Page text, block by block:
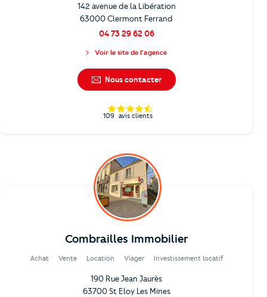
142 avenue de la Libération
63000 Clermont Ferrand
04 73 29 62 06
Voir le site de l'agence
Nous contacter
109 avis clients
Combrailles Immobilier
Achat Vente Location Viager Investissement locatif
190 Rue Jean Jaurès
63700 St Eloy Les Mines